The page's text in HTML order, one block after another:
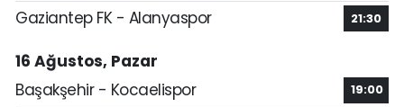
Gaziantep FK - Alanyaspor 21:30
16 Ağustos, Pazar
Başakşehir - Kocaelispor
19:00